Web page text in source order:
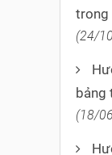
trong
(24/
bảng
(18/